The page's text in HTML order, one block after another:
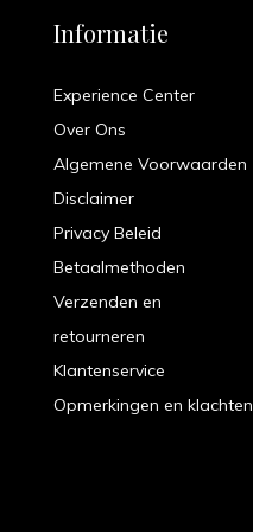
Informatie
Experience Center
Over Ons
Algemene Voorwaarden
Disclaimer
Privacy Beleid
Betaalmethoden
Verzenden en
retourneren
Klantenservice
Opmerkingen en klachten